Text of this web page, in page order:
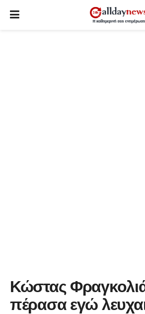
Κώστας
πέρασα εγώ